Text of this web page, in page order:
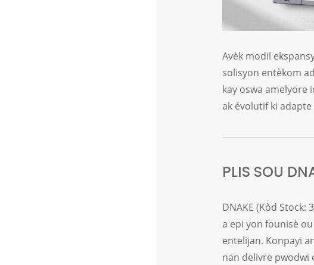
Avèk modil
solisyon entèkom
kay oswa amelyore
ak évolutif ki adapte
PLIS SOU
DNAKE (Kòd
a epi yon founisè
entelijan. Konpayi
nan delivre pwodwi